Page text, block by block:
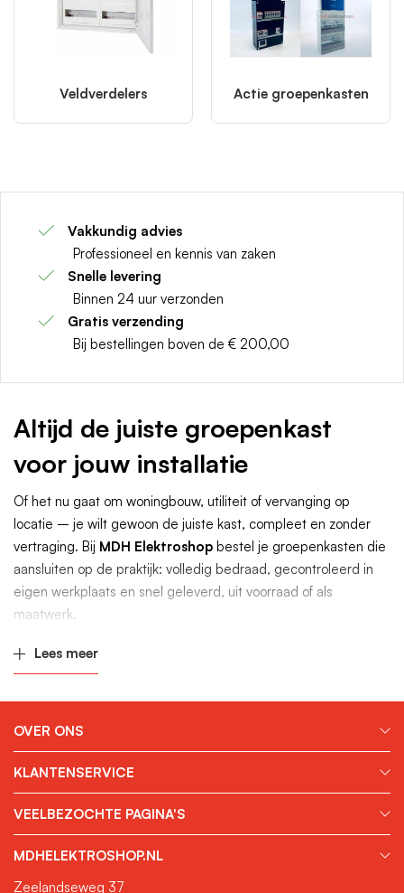
Veldverdelers Actie groepenkasten
Vakkundig advies
Professioneel en kennis van zaken
Snelle levering
Binnen 24 uur verzonden
Gratis verzending
Bij bestellingen boven de € 200,00
Altijd de juiste groepenkast
voor jouw installatie
Of het nu gaat om woningbouw, utiliteit of vervanging op
locatie – je wilt gewoon de juiste kast, compleet en zonder
vertraging. Bij MDH Elektroshop bestel je groepenkasten die
aansluiten op de praktijk: volledig bedraad, gecontroleerd in
eigen werkplaats en snel geleverd, uit voorraad of als
maatwerk.
Kant-en-klaar of op maat
Heb je een standaard 1-fase kast nodig of een uitgebreid 3-
fase systeem met meerdere aardlekschakelaars? Je bepaalt
het zelf. Kies uit kant-en-klare uitvoeringen of stel een kast
samen via degroepenkast-configurator. Zo beschik je over de
juiste indeling, exact volgens het schema van jouw project.
Betrouwbare A-merken, direct
Lees meer
OVER ONS
KLANTENSERVICE
VEELBEZOCHTE PAGINA'S
MDHELEKTROSHOP.NL
Zeelandseweg 37